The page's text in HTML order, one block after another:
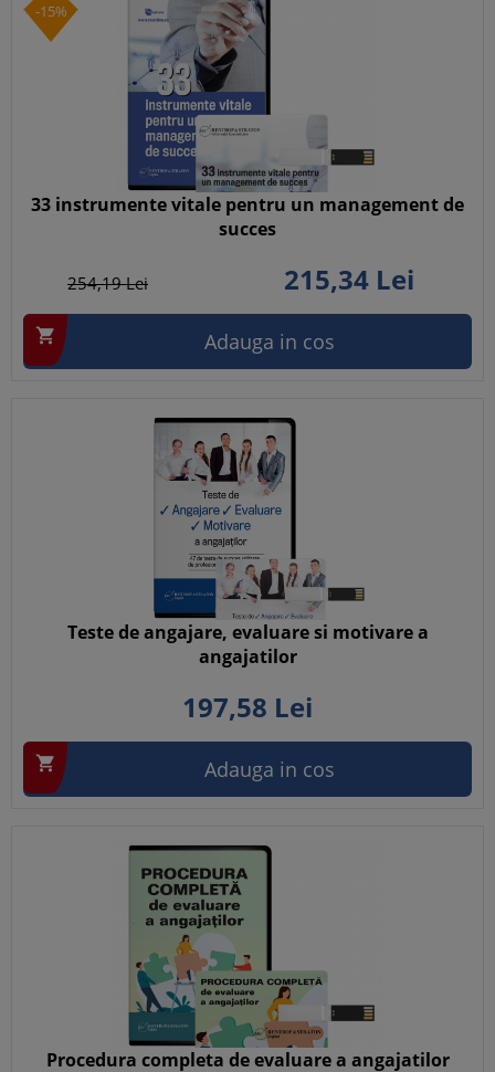
-15%
33 instrumente vitale pentru un management de
succes
254,19Lei 215,34Lei
 Adauga in cos
Teste de angajare, evaluare si motivare a
angajatilor
197,58 Lei
 Adauga in cos
Procedura completa de evaluare a angajatilor